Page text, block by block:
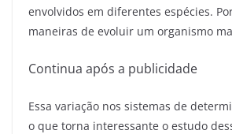
envolvidos em diferentes espécies.
maneiras de evoluir um organismo
Continua após a publicidade
Essa variação nos sistemas de
o que torna interessante o estudo